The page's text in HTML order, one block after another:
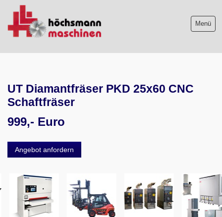
Menü
Maschinenankauf
Service
Wir über uns
06103-9744-0
UT Diamantfräser PKD 25x60 CNC
Schaftfräser
999,- Euro
Angebot anfordern